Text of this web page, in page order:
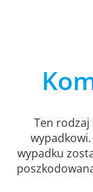
Ten rodzaj
wypadku